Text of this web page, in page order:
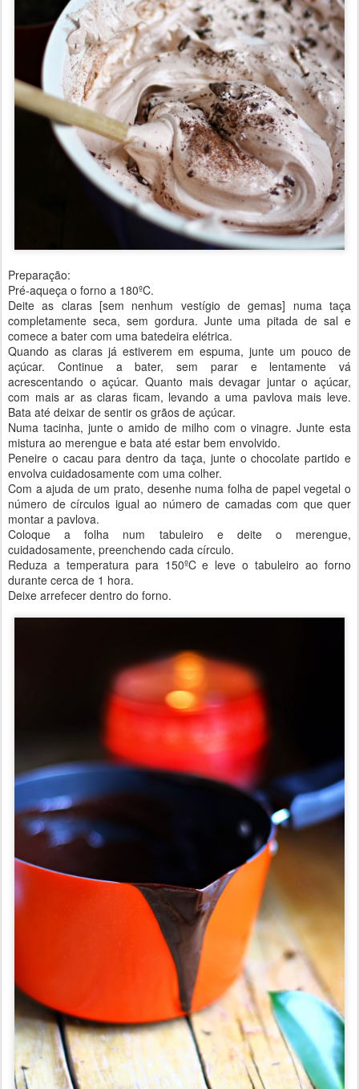
Preparação:
Pré-aqueça o forno a 180ºC.
Deite as claras [sem nenhum vestígio de gemas] numa taça
completamente seca, sem gordura. Junte uma pitada de sal e
comece a bater com uma batedeira elétrica.
Quando as claras já estiverem em espuma, junte um pouco de
açúcar. Continue a bater, sem parar e lentamente vá
acrescentando o açúcar. Quanto mais devagar juntar o açúcar,
com mais ar as claras ficam, levando a uma pavlova mais leve.
Bata até deixar de sentir os grãos de açúcar.
Numa tacinha, junte o amido de milho com o vinagre. Junte esta
mistura ao merengue e bata até estar bem envolvido.
Peneire o cacau para dentro da taça, junte o chocolate partido e
envolva cuidadosamente com uma colher.
Com a ajuda de um prato, desenhe numa folha de papel vegetal o
número de círculos igual ao número de camadas com que quer
montar a pavlova.
Coloque a folha num tabuleiro e deite o merengue,
cuidadosamente, preenchendo cada círculo.
Reduza a temperatura para 150ºC e leve o tabuleiro ao forno
durante cerca de 1 hora.
Deixe arrefecer dentro do forno.